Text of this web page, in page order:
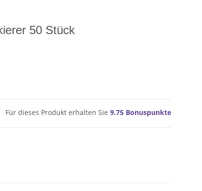
50 Stück
Für dieses Produkt erhalten Sie 9.75 Bonuspunkte